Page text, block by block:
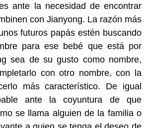
ante la necesidad de encontrar
con Jianyong. La razón más
futuros papás estén buscando
para ese bebé que está por
sea de su gusto como nombre,
con otro nombre, con la
más característico. De igual
ante la coyuntura de que
se llama alguien de la familia o